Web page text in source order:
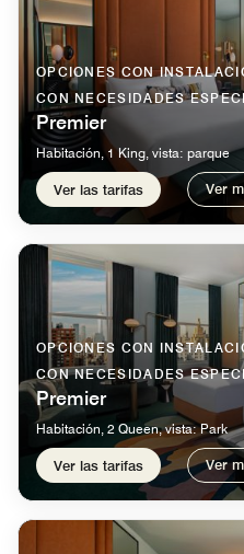
OPCIONES CON
CON NECESIDADES
Premier
Habitación, 1 King, vista: parque
Ver las tarifas Ver
OPCIONES CON
CON NECESIDADES
Premier
Habitación, 2 Queen, vista: Park
Ver las tarifas Ver